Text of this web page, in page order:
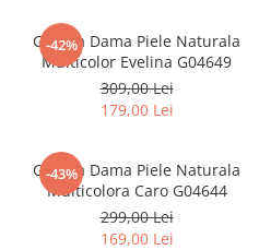
-42%
Geanta Dama Piele Naturala
Multicolor Evelina G04649
309,00 Lei
179,00 Lei
-43%
Geanta Dama Piele Naturala
Multicolora Caro G04644
299,00 Lei
169,00 Lei